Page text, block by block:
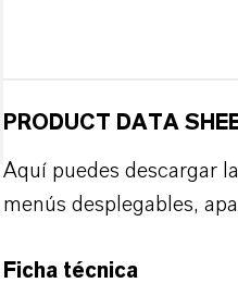
PRODUCT DATA
Aquí puedes descargar
menús desplegables,
Ficha técnica